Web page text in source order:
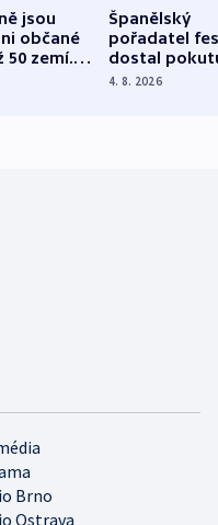
jsou
občané
50 zemí.
straně
Španělský
pořadatel
dostal
nekalé
4. 8. 2026
Brno
Ostrava